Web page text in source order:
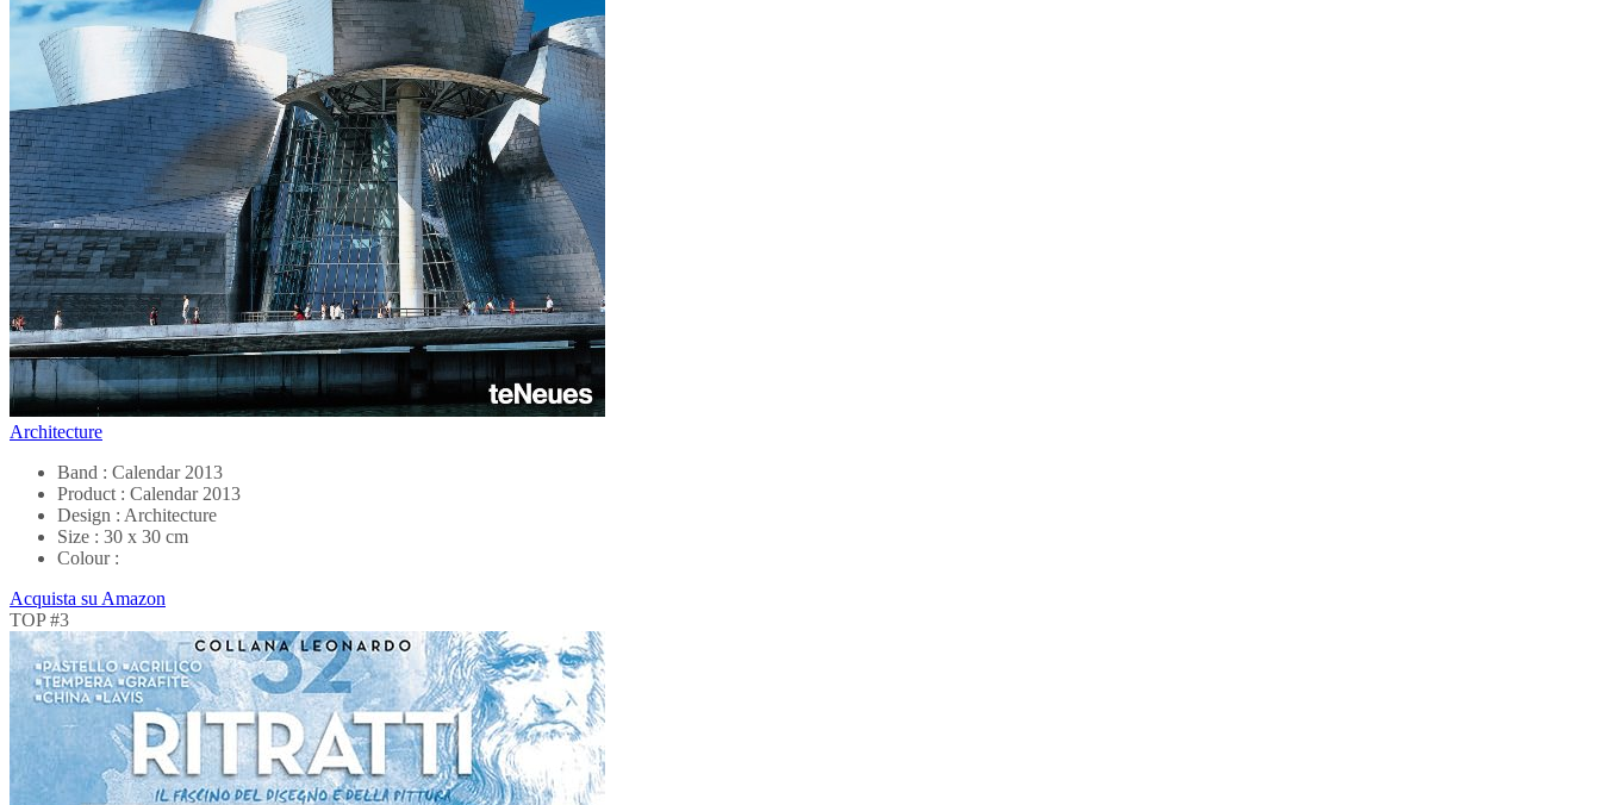
Architecture
Band : Calendar 2013
Product : Calendar 2013
Design : Architecture
Size : 30 x 30 cm
Colour :
Acquista su Amazon
TOP #3